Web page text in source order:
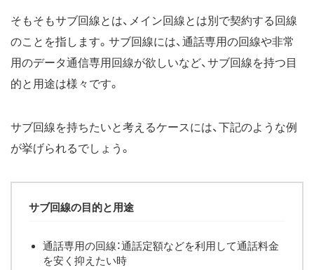
そもそもサブ回線とは、メイン回線とは別で契約する回線
のことを指します。サブ回線には、通話専用の回線や非常
用のデータ通信専用回線が欲しいなど、サブ回線を持つ目
的と用途は様々です。
サブ回線を持ちたいと考えるケースには、下記のような例
が挙げられるでしょう。
サブ回線の目的と用途
通話専用の回線：通話定額などを利用して通話料金
を安く抑えたい時